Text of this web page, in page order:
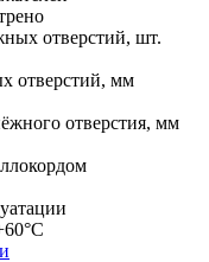
отверстий, шт.
отверстий, мм
отверстия, мм